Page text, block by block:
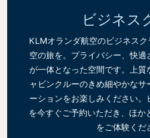
ビジネス
KLMオランダ航空のビジネス
空の旅を。プライバシー、快適
が一体となった空間です。上質
ャビンクルーのきめ細やかな
ーションをお楽しみください
を今すぐご予約いただき、ほか
をご体験くだ